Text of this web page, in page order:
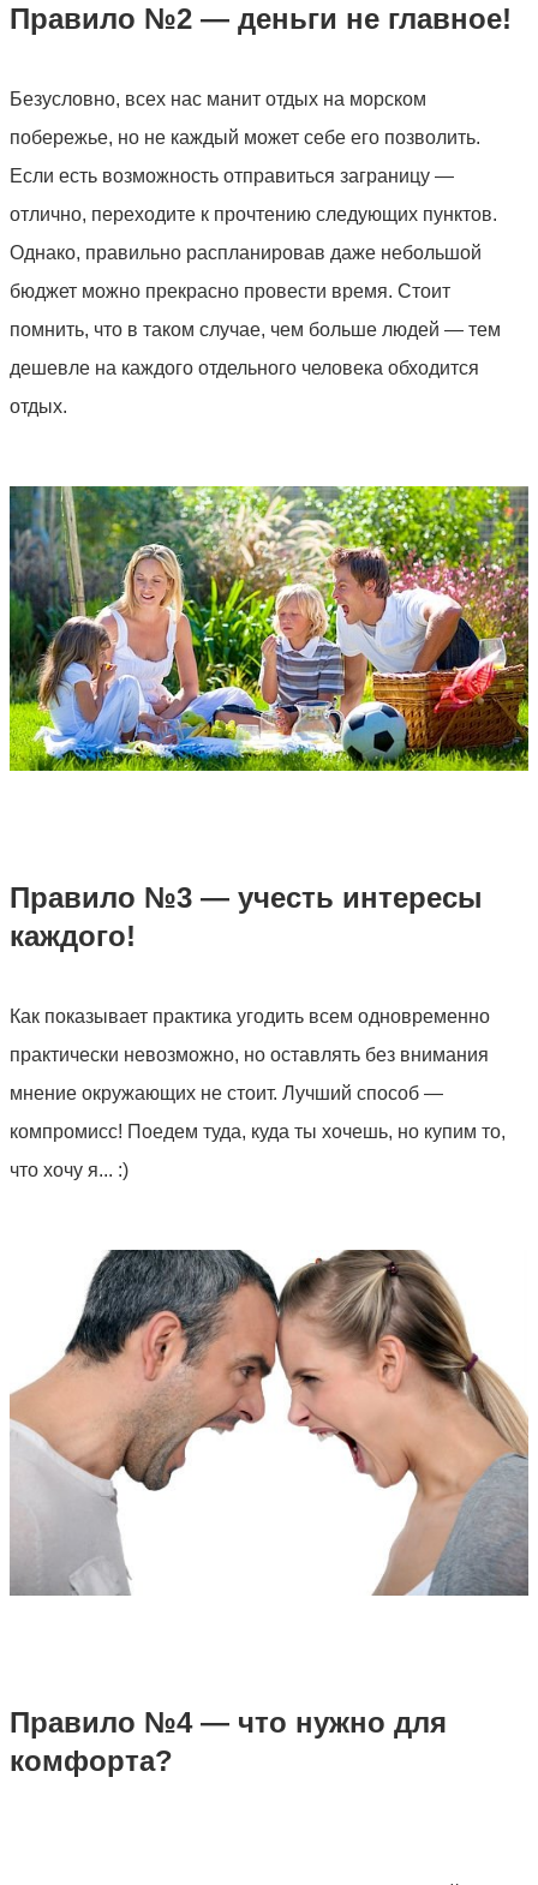
Правило №2 — деньги не главное!
Безусловно, всех нас манит отдых на морском
побережье, но не каждый может себе его позволить.
Если есть возможность отправиться заграницу —
отлично, переходите к прочтению следующих пунктов.
Однако, правильно распланировав даже небольшой
бюджет можно прекрасно провести время. Стоит
помнить, что в таком случае, чем больше людей — тем
дешевле на каждого отдельного человека обходится
отдых.
Правило №3 — учесть интересы
каждого!
Как показывает практика угодить всем одновременно
практически невозможно, но оставлять без внимания
мнение окружающих не стоит. Лучший способ —
компромисс! Поедем туда, куда ты хочешь, но купим то,
что хочу я... :)
Правило №4 — что нужно для
комфорта?